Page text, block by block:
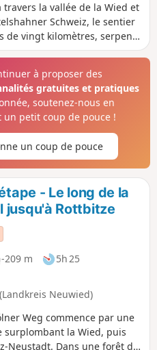
la vallée de la Wied et
Schweiz, le sentier
de vingt kilomètres, serpente
L'itinéraire longe
par la route principale
et les ruines du château du
à proposer des
gratuites et pratiques
soutenez-nous en
un petit coup de pouce !
un coup de pouce
- Le long de la
jusqu'à Rottbitze
-209 m
5h 25
Neuwied)
Weg commence par une
surplombant la Wied, puis
Neustadt. Dans une forêt de